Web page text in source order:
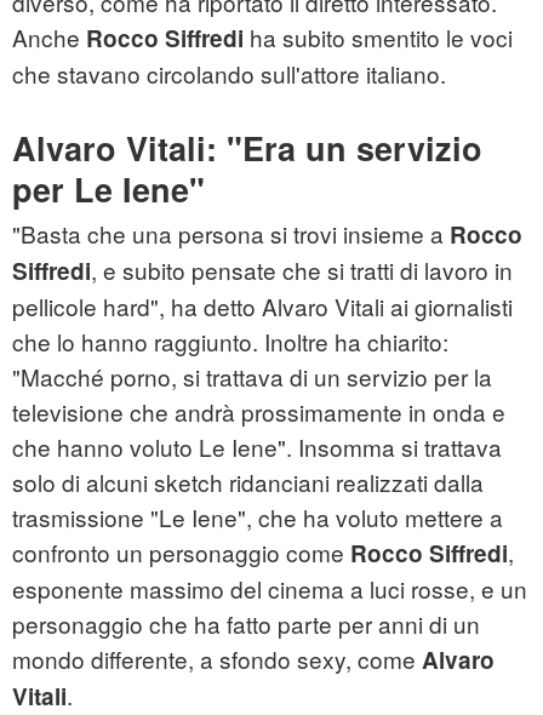
Anche Rocco Siffredi ha subito smentito le voci
che stavano circolando sull'attore italiano.
Alvaro Vitali: "Era un servizio
per Le Iene"
"Basta che una persona si trovi insieme a Rocco
Siffredi, e subito pensate che si tratti di lavoro in
pellicole hard", ha detto Alvaro Vitali ai giornalisti
che lo hanno raggiunto. Inoltre ha chiarito:
"Macché porno, si trattava di un servizio per la
televisione che andrà prossimamente in onda e
che hanno voluto Le Iene". Insomma si trattava
solo di alcuni sketch ridanciani realizzati dalla
trasmissione "Le Iene", che ha voluto mettere a
confronto un personaggio come Rocco Siffredi,
esponente massimo del cinema a luci rosse, e un
personaggio che ha fatto parte per anni di un
mondo differente, a sfondo sexy, come Alvaro
Vitali.